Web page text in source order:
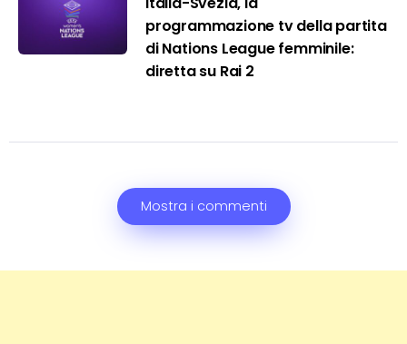
programmazione tv della partita
di Nations League femminile:
diretta su Rai 2
Mostra i commenti